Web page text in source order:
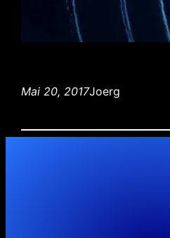
Mai 20, 2017Joerg